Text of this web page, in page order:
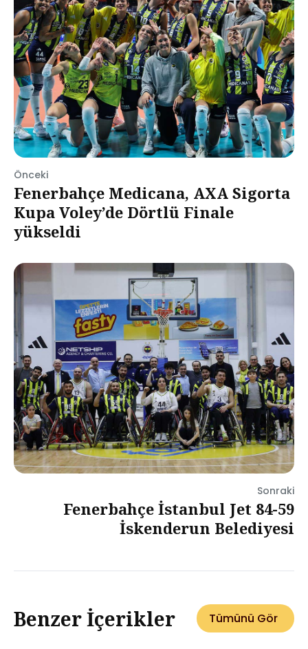
Önceki
Fenerbahçe Medicana, AXA Sigorta
Kupa Voley’de Dörtlü Finale
yükseldi
Sonraki
Fenerbahçe İstanbul Jet 84-59
İskenderun Belediyesi
Benzer İçerikler Tümünü Gör